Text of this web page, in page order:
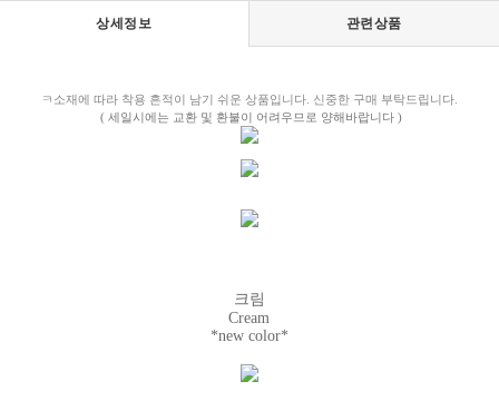
상세정보 관련상품
ㅋ소재에 따라 착용 흔적이 남기 쉬운 상품입니다. 신중한 구매 부탁드립니다.
( 세일시에는 교환 및 환불이 어려우므로 양해바랍니다 )
크림
Cream
*new color*